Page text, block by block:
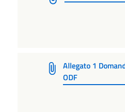
Allegato 1
ODF